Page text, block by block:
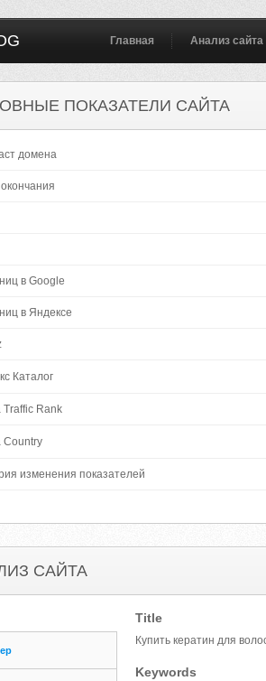
Главная Анализ сайта
ПОКАЗАТЕЛИ САЙТА
домена
в Google
в Яндексе
Каталог
Traffic Rank
Country
изменения показателей
САЙТА
Title
Купить кератин для
Keywords